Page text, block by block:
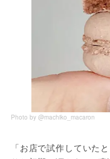
Photo by @machiko_macaron
「お店で試作していた